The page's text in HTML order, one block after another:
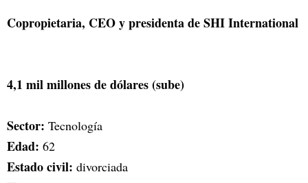
Copropietaria, CEO y presidenta de SHI International
4,1 mil millones de dólares (sube)
Sector: Tecnología
Edad: 62
Estado civil: divorciada